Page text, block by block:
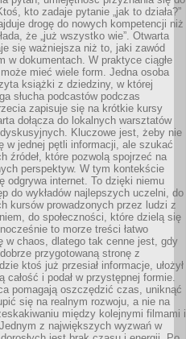
kto zadaje pytanie „jak to działa?”
drogę do nowych kompetencji niż
że „już wszystko wie”. Otwarta
się ważniejsza niż to, jaki zawód
w dokumentach. W praktyce ciągłe
mieć wiele form. Jedna osoba
książki z dziedziny, w której
słucha podcastów podczas
zapisuje się na krótkie kursy
dołącza do lokalnych warsztatów
Kluczowe jest, żeby nie
w jednej pętli informacji, ale szukać
źródeł, które pozwolą spojrzeć na
perspektyw. W tym kontekście
odgrywa internet. To dzięki niemu
do wykładów najlepszych uczelni, do
kursów prowadzonych przez ludzi z
do społeczności, które dzielą się
to morze treści łatwo
w chaos, dlatego tak cenne jest, gdy
przygotowaną stronę z
ktoś już przesiał informacje, ułożył
całość i podał w przystępnej formie.
pomagają oszczędzić czas, uniknąć
się na realnym rozwoju, a nie na
między kolejnymi filmami i
z największych wyzwań w